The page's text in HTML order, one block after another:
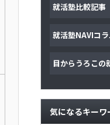
就活塾比較記事
就活塾NAVIコ
目からうろこの
気になるキーワ